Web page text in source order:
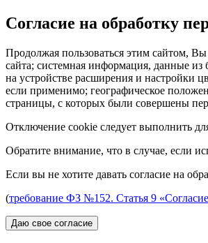
Согласие на обработку
Продолжая пользоваться этим сайтом,
сайта; системная информация, данные из
на устройстве расширения и настройки
если применимо; географическое
страницы, с которых были совершены
Отключение cookie следует выполнить
Обратите внимание, что в случае, если
Если вы не хотите давать согласие на
(требование ФЗ №152. Статья 9